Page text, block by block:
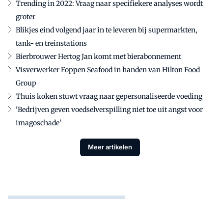
Trending in 2022: Vraag naar specifiekere analyses wordt
groter
Blikjes eind volgend jaar in te leveren bij supermarkten,
tank- en treinstations
Bierbrouwer Hertog Jan komt met bierabonnement
Visverwerker Foppen Seafood in handen van Hilton Food
Group
Thuis koken stuwt vraag naar gepersonaliseerde voeding
'Bedrijven geven voedselverspilling niet toe uit angst voor
imagoschade'
Meer artikelen